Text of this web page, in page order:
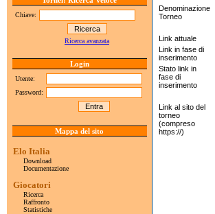
Chiave:
Ricerca avanzata
Login
Utente:
Password:
Mappa del sito
Elo Italia
Download
Documentazione
Giocatori
Ricerca
Raffronto
Statistiche
Denominazione
Torneo
Link attuale
Link in fase di
inserimento
Stato link in
fase di
inserimento
Link al sito del
torneo
(compreso
https://)